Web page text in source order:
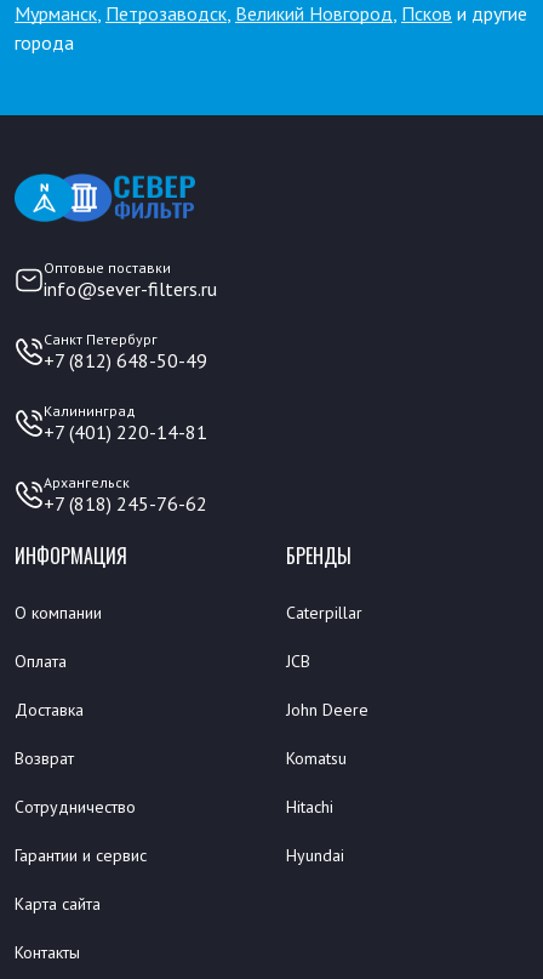
Мурманск, Петрозаводск, Великий Новгород, Псков и другие
города
Оптовые поставки
info@sever-filters.ru
Санкт Петербург
+7 (812) 648-50-49
Калининград
+7 (401) 220-14-81
Архангельск
+7 (818) 245-76-62
ИНФОРМАЦИЯ
О компании
Оплата
Доставка
Возврат
Сотрудничество
Гарантии и сервис
Карта сайта
Контакты
БРЕНДЫ
Caterpillar
JCB
John Deere
Komatsu
Hitachi
Hyundai